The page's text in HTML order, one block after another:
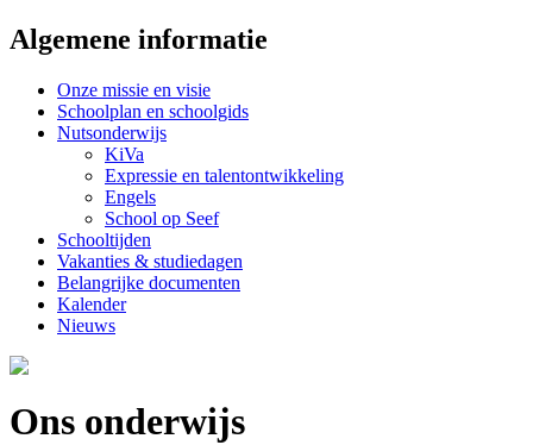
Algemene informatie
Onze missie en visie
Schoolplan en schoolgids
Nutsonderwijs
KiVa
Expressie en talentontwikkeling
Engels
School op Seef
Schooltijden
Vakanties & studiedagen
Belangrijke documenten
Kalender
Nieuws
Ons onderwijs